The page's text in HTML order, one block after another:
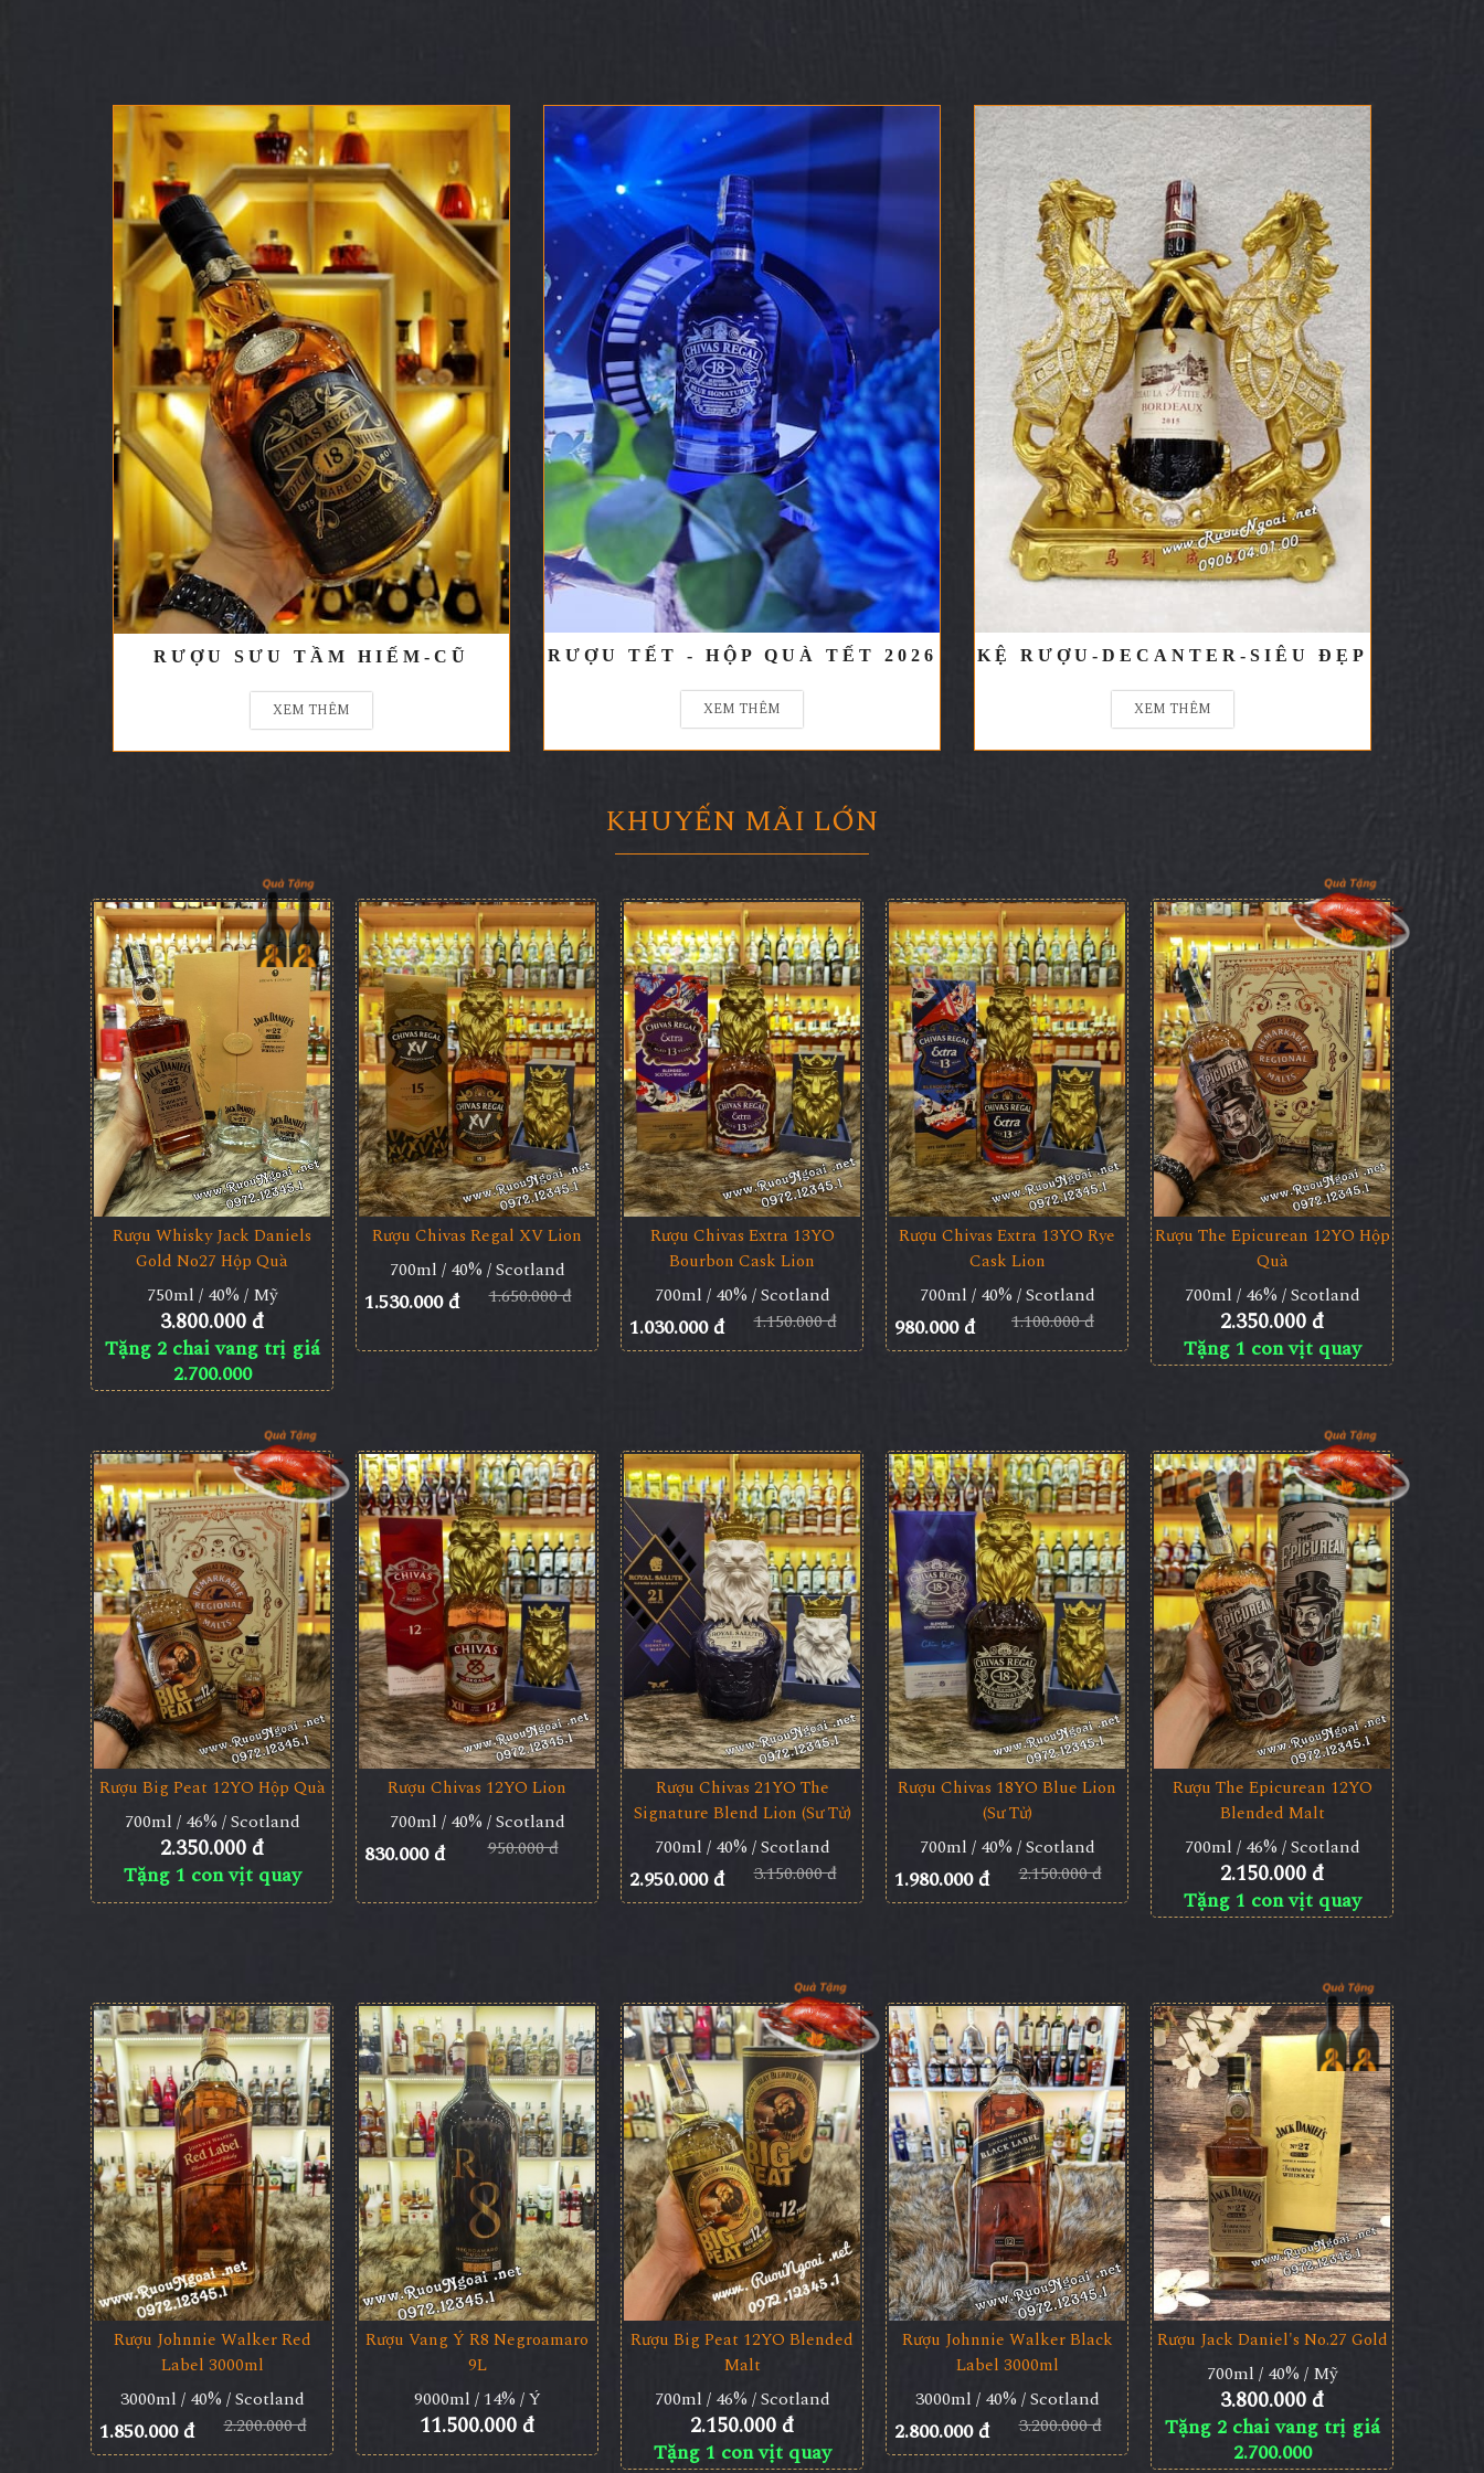
RƯỢU SƯU TẦM HIẾM-CŨ
XEM THÊM
RƯỢU TẾT - HỘP QUÀ TẾT 2026
XEM THÊM
KỆ RƯỢU-DECANTER-SIÊU ĐẸP
XEM THÊM
KHUYẾN MÃI LỚN
Rượu Whisky Jack Daniels
Gold No27 Hộp Quà
750ml / 40% / Mỹ
3.800.000 đ
Tặng 2 chai vang trị giá
2.700.000
Rượu Chivas Regal XV Lion
700ml / 40% / Scotland
1.650.000 đ
1.530.000 đ
Rượu Chivas Extra 13YO
Bourbon Cask Lion
700ml / 40% / Scotland
1.150.000 đ
1.030.000 đ
Rượu Chivas Extra 13YO Rye
Cask Lion
700ml / 40% / Scotland
1.100.000 đ
980.000 đ
Rượu The Epicurean 12YO Hộp
Quà
700ml / 46% / Scotland
2.350.000 đ
Tặng 1 con vịt quay
Rượu Big Peat 12YO Hộp Quà
700ml / 46% / Scotland
2.350.000 đ
Tặng 1 con vịt quay
Rượu Chivas 12YO Lion
700ml / 40% / Scotland
950.000 đ
830.000 đ
Rượu Chivas 21YO The
Signature Blend Lion (Sư Tử)
700ml / 40% / Scotland
3.150.000 đ
2.950.000 đ
Rượu Chivas 18YO Blue Lion
(Sư Tử)
700ml / 40% / Scotland
2.150.000 đ
1.980.000 đ
Rượu The Epicurean 12YO
Blended Malt
700ml / 46% / Scotland
2.150.000 đ
Tặng 1 con vịt quay
Rượu Johnnie Walker Red
Label 3000ml
3000ml / 40% / Scotland
2.200.000 đ
1.850.000 đ
Rượu Vang Ý R8 Negroamaro
9L
9000ml / 14% / Ý
11.500.000 đ
Rượu Big Peat 12YO Blended
Malt
700ml / 46% / Scotland
2.150.000 đ
Tặng 1 con vịt quay
Rượu Johnnie Walker Black
Label 3000ml
3000ml / 40% / Scotland
3.200.000 đ
2.800.000 đ
Rượu Jack Daniel's No.27 Gold
700ml / 40% / Mỹ
3.800.000 đ
Tặng 2 chai vang trị giá
2.700.000